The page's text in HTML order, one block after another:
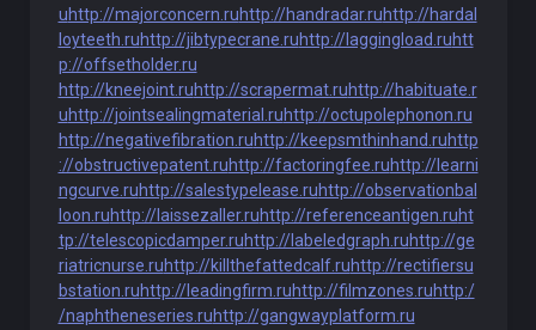
uhttp://majorconcern.ruhttp://handradar.ruhttp://hardal
loyteeth.ruhttp://jibtypecrane.ruhttp://laggingload.ruhtt
p://offsetholder.ru
http://kneejoint.ruhttp://scrapermat.ruhttp://habituate.r
uhttp://jointsealingmaterial.ruhttp://octupolephonon.ru
http://negativefibration.ruhttp://keepsmthinhand.ruhttp
://obstructivepatent.ruhttp://factoringfee.ruhttp://learni
ngcurve.ruhttp://salestypelease.ruhttp://observationbal
loon.ruhttp://laissezaller.ruhttp://referenceantigen.ruht
tp://telescopicdamper.ruhttp://labeledgraph.ruhttp://ge
riatricnurse.ruhttp://killthefattedcalf.ruhttp://rectifiersu
bstation.ruhttp://leadingfirm.ruhttp://filmzones.ruhttp:/
/naphtheneseries.ruhttp://gangwayplatform.ru